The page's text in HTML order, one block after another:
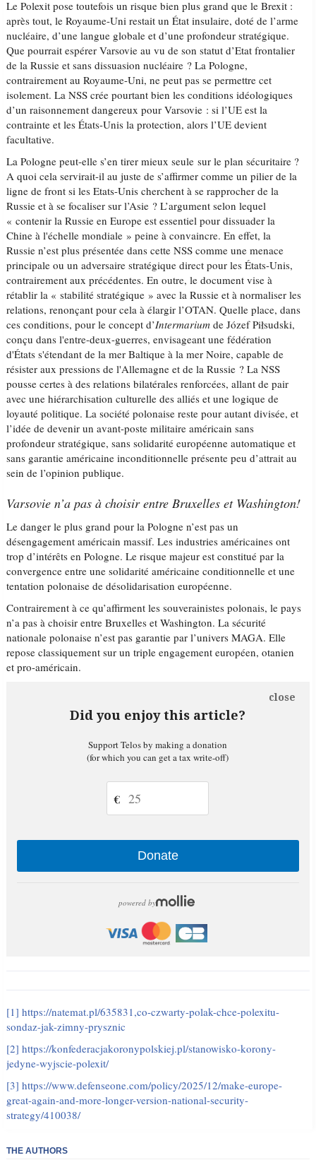
Le Polexit pose toutefois un risque bien plus grand que le Brexit :
après tout, le Royaume-Uni restait un État insulaire, doté de l’arme
nucléaire, d’une langue globale et d’une profondeur stratégique.
Que pourrait espérer Varsovie au vu de son statut d’Etat frontalier
de la Russie et sans dissuasion nucléaire ? La Pologne,
contrairement au Royaume-Uni, ne peut pas se permettre cet
isolement. La NSS crée pourtant bien les conditions idéologiques
d’un raisonnement dangereux pour Varsovie : si l’UE est la
contrainte et les États-Unis la protection, alors l’UE devient
facultative.
La Pologne peut-elle s’en tirer mieux seule sur le plan sécuritaire ?
A quoi cela servirait-il au juste de s’affirmer comme un pilier de la
ligne de front si les Etats-Unis cherchent à se rapprocher de la
Russie et à se focaliser sur l’Asie ? L’argument selon lequel
« contenir la Russie en Europe est essentiel pour dissuader la
Chine à l'échelle mondiale » peine à convaincre. En effet, la
Russie n’est plus présentée dans cette NSS comme une menace
principale ou un adversaire stratégique direct pour les États-Unis,
contrairement aux précédentes. En outre, le document vise à
rétablir la « stabilité stratégique » avec la Russie et à normaliser les
relations, renonçant pour cela à élargir l’OTAN. Quelle place, dans
ces conditions, pour le concept d’Intermarium de Józef Piłsudski,
conçu dans l'entre-deux-guerres, envisageant une fédération
d'États s'étendant de la mer Baltique à la mer Noire, capable de
résister aux pressions de l'Allemagne et de la Russie ? La NSS
pousse certes à des relations bilatérales renforcées, allant de pair
avec une hiérarchisation culturelle des alliés et une logique de
loyauté politique. La société polonaise reste pour autant divisée, et
l’idée de devenir un avant-poste militaire américain sans
profondeur stratégique, sans solidarité européenne automatique et
sans garantie américaine inconditionnelle présente peu d’attrait au
sein de l’opinion publique.
Varsovie n’a pas à choisir entre Bruxelles et Washington!
Le danger le plus grand pour la Pologne n’est pas un
désengagement américain massif. Les industries américaines ont
trop d’intérêts en Pologne. Le risque majeur est constitué par la
convergence entre une solidarité américaine conditionnelle et une
tentation polonaise de désolidarisation européenne.
Contrairement à ce qu’affirment les souverainistes polonais, le pays
n’a pas à choisir entre Bruxelles et Washington. La sécurité
nationale polonaise n’est pas garantie par l’univers MAGA. Elle
repose classiquement sur un triple engagement européen, otanien
et pro-américain.
Did you enjoy this article?
close
Support Telos by making a donation
(for which you can get a tax write-off)
€
Donate
powered by
[1] https://natemat.pl/635831,co-czwarty-polak-chce-polexitu-
sondaz-jak-zimny-prysznic
[2] https://konfederacjakoronypolskiej.pl/stanowisko-korony-
jedyne-wyjscie-polexit/
[3] https://www.defenseone.com/policy/2025/12/make-europe-
great-again-and-more-longer-version-national-security-
strategy/410038/
THE AUTHORS